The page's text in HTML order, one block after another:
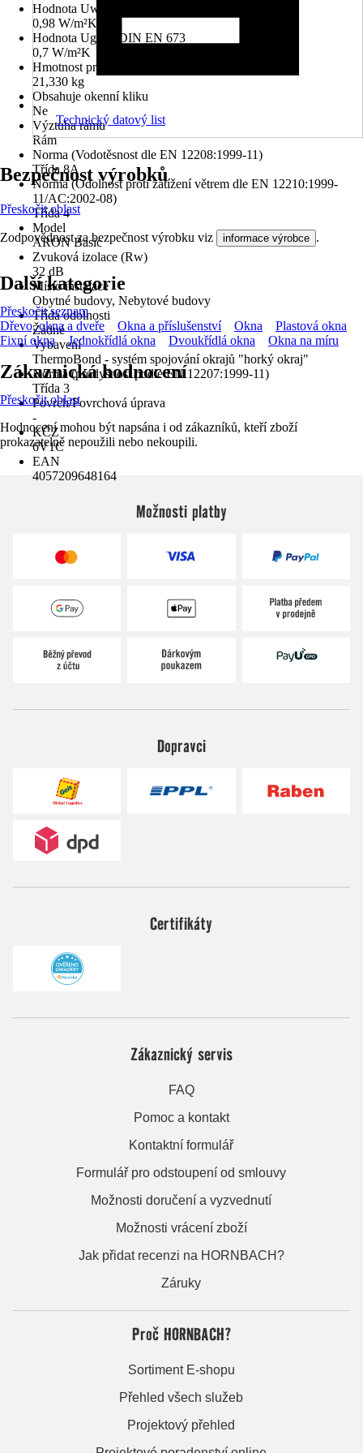
Hodnota Uw dle DIN EN 10077
0,98 W/m²K
Hodnota Ug dle DIN EN 673
0,7 W/m²K
Hmotnost prvku
21,330 kg
Obsahuje okenní kliku
Ne
Výztuha rámu
Rám
Norma (Vodotěsnost dle EN 12208:1999-11)
Třída 8A
Norma (Odolnost proti zatížení větrem dle EN 12210:1999-
11/AC:2002-08)
Třída 4
Model
ARON Basic
Zvuková izolace (Rw)
32 dB
Místo instalace
Obytné budovy, Nebytové budovy
Třída odolnosti
Žádné
Vybavení
ThermoBond - systém spojování okrajů "horký okraj"
Norma (prodyšnost podle EN 12207:1999-11)
Třída 3
Povrch/Povrchová úprava
-
KČZ
6V1C
EAN
4057209648164
Technický datový list
Bezpečnost výrobků
Přeskočit oblast
Zodpovědnost za bezpečnost výrobku viz informace výrobce .
Další kategorie
Přeskočit seznam
Dřevo, okna a dveře
Okna a příslušenství Okna
Plastová okna
Fixní okna
Jednokřídlá okna Dvoukřídlá okna Okna na míru
Zákaznická hodnocení
Přeskočit oblast
Hodnocení mohou být napsána i od zákazníků, kteří zboží
prokazatelně nepoužili nebo nekoupili.
Možnosti platby
Dopravci
Certifikáty
Zákaznický servis
FAQ
Pomoc a kontakt
Kontaktní formulář
Formulář pro odstoupení od smlouvy
Možnosti doručení a vyzvednutí
Možnosti vrácení zboží
Jak přidat recenzi na HORNBACH?
Záruky
Proč HORNBACH?
Sortiment E-shopu
Přehled všech služeb
Projektový přehled